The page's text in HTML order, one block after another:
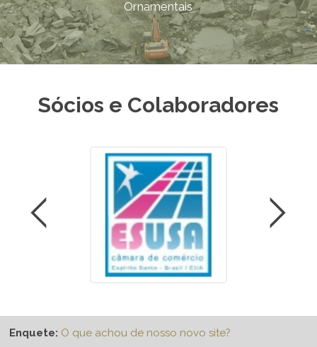
Sócios e Colaboradores
Enquete: O que achou de nosso novo site?